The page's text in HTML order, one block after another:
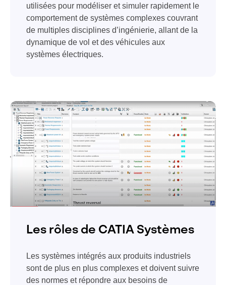
utilisées pour modéliser et simuler rapidement le
comportement de systèmes complexes couvrant
de multiples disciplines d’ingénierie, allant de la
dynamique de vol et des véhicules aux
systèmes électriques.
Les rôles de CATIA Systèmes
Les systèmes intégrés aux produits industriels
sont de plus en plus complexes et doivent suivre
des normes et répondre aux besoins de